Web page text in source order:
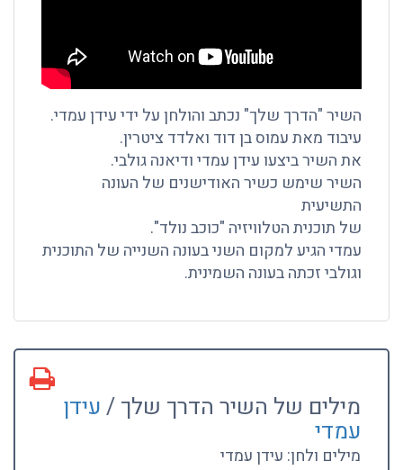
השיר "הדרך שלך" נכתב והולחן על ידי עידן עמדי.
עיבוד מאת עמוס בן דוד ואלדד ציטרין.
את השיר ביצעו עידן עמדי ודיאנה גולבי.
השיר שימש כשיר האודישנים של העונה
התשיעית
של תוכנית הטלוויזיה "כוכב נולד".
עמדי הגיע למקום השני בעונה השנייה של התוכנית
וגולבי זכתה בעונה השמינית.
מילים של השיר הדרך שלך /עידן
עמדי
מילים ולחן: עידן עמדי